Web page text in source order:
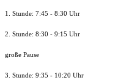
1. Stunde: 7:45 - 8:30 Uhr
2. Stunde: 8:30 - 9:15 Uhr
große Pause
3. Stunde: 9:35 - 10:20 Uhr